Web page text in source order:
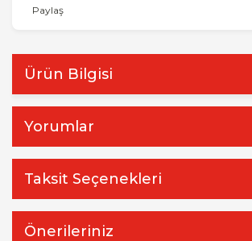
Paylaş
Ürün Bilgisi
Yorumlar
Taksit Seçenekleri
Önerileriniz